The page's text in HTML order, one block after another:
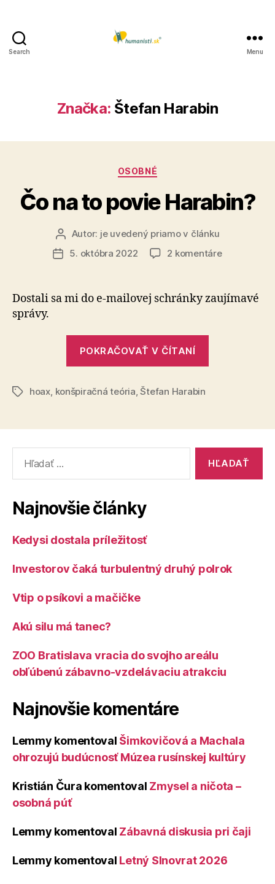
Search Menu
Značka: Štefan Harabin
Kategórie
OSOBNÉ
Čo na to povie Harabin?
Autor
článku
Autor: je uvedený priamo v článku
Dátum
5. októbra 2022 2 komentárena
to
povie
Dostali sa mi do e-mailovej schránky zaujímavé
správy.
POKRAČOVAŤ V ČÍTANÍ
Značky
hoax, konšpiračná teória,Štefan Harabin
Najnovšie články
Kedysi dostala príležitosť
Investorov čaká turbulentný druhý polrok
Vtip o psíkovi a mačičke
Akú silu má tanec?
ZOO Bratislava vracia do svojho areálu
obľúbenú zábavno-vzdelávaciu atrakciu
Najnovšie komentáre
Lemmy komentoval Šimkovičová a Machala
ohrozujú budúcnosť Múzea rusínskej kultúry
Kristián Čura komentoval Zmysel a ničota –
osobná púť
Lemmy komentoval Zábavná diskusia pri čaji
Lemmy komentoval Letný Slnovrat 2026